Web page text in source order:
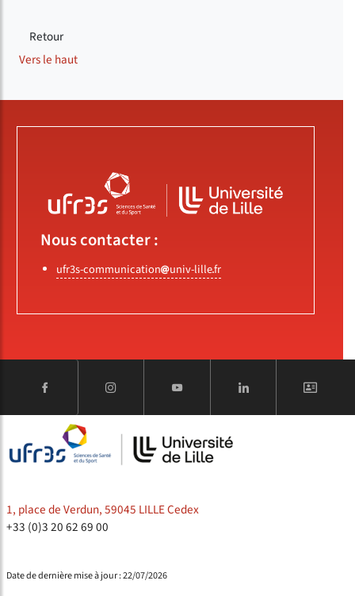
Retour
Vers le haut
Nous contacter :
ufr3s-communication univ-lillefr
1, place de Verdun, 59045 LILLE Cedex
+33 (0)3 20 62 69 00
Date de dernière mise à jour : 22/07/2026